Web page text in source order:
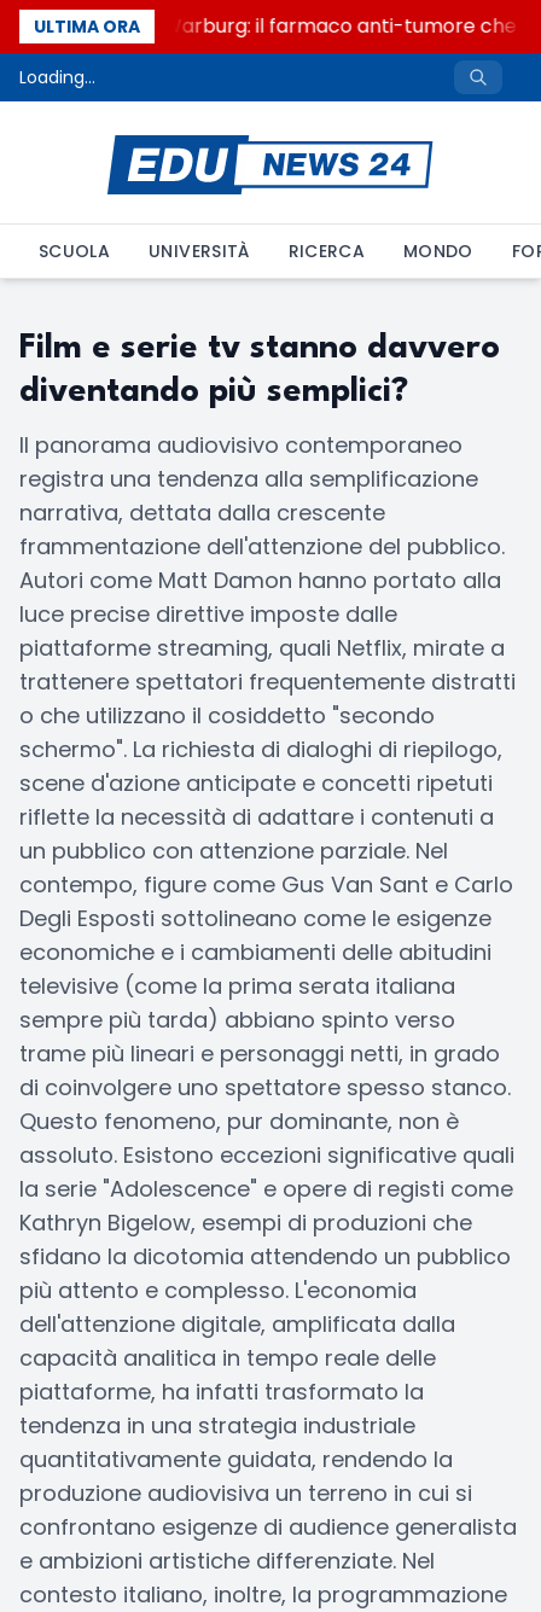
ULTIMA ORA
Un secolo di Warburg: il farmaco anti-tumore che
Loading...
SCUOLA UNIVERSITÀ RICERCA MONDO
Film e serie tv stanno davvero
diventando più semplici?
Il panorama audiovisivo contemporaneo
registra una tendenza alla semplificazione
narrativa, dettata dalla crescente
frammentazione dell'attenzione del pubblico.
Autori come Matt Damon hanno portato alla
luce precise direttive imposte dalle
piattaforme streaming, quali Netflix, mirate a
trattenere spettatori frequentemente distratti
o che utilizzano il cosiddetto "secondo
schermo". La richiesta di dialoghi di riepilogo,
scene d'azione anticipate e concetti ripetuti
riflette la necessità di adattare i contenuti a
un pubblico con attenzione parziale. Nel
contempo, figure come Gus Van Sant e Carlo
Degli Esposti sottolineano come le esigenze
economiche e i cambiamenti delle abitudini
televisive (come la prima serata italiana
sempre più tarda) abbiano spinto verso
trame più lineari e personaggi netti, in grado
di coinvolgere uno spettatore spesso stanco.
Questo fenomeno, pur dominante, non è
assoluto. Esistono eccezioni significative quali
la serie "Adolescence" e opere di registi come
Kathryn Bigelow, esempi di produzioni che
sfidano la dicotomia attendendo un pubblico
più attento e complesso. L'economia
dell'attenzione digitale, amplificata dalla
capacità analitica in tempo reale delle
piattaforme, ha infatti trasformato la
tendenza in una strategia industriale
quantitativamente guidata, rendendo la
produzione audiovisiva un terreno in cui si
confrontano esigenze di audience generalista
e ambizioni artistiche differenziate. Nel
contesto italiano, inoltre, la programmazione